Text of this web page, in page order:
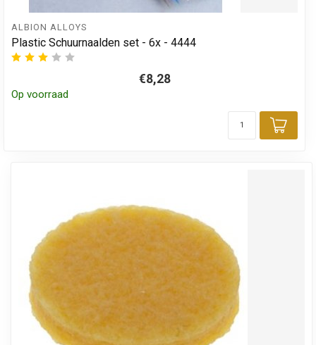
ALBION ALLOYS
Plastic Schuurnaalden set - 6x - 4444
€8,28
Op voorraad